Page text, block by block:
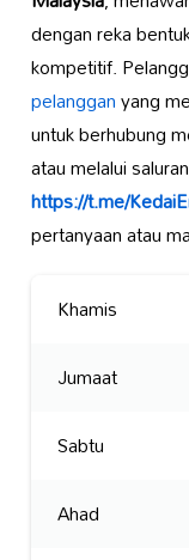
dengan reka
kompetitif.
pelangganyang
untuk berhubung
atau melalui
https://t.me/
pertanyaan atau
Khamis
Jumaat
Sabtu
Ahad